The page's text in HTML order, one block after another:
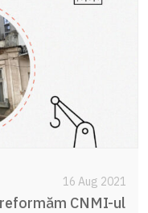
16 Aug 2021
CNMI-ul